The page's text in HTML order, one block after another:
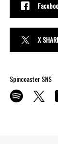
X
Spincoaster SNS